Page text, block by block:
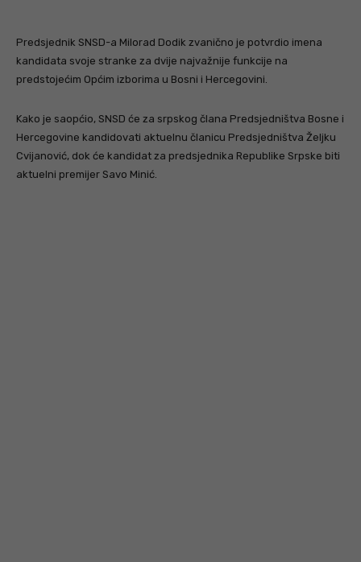
Predsjednik SNSD-a Milorad Dodik zvanično je potvrdio imena
kandidata svoje stranke za dvije najvažnije funkcije na
predstojećim Općim izborima u Bosni i Hercegovini.
Kako je saopćio, SNSD će za srpskog člana Predsjedništva Bosne i
Hercegovine kandidovati aktuelnu članicu Predsjedništva Željku
Cvijanović, dok će kandidat za predsjednika Republike Srpske biti
aktuelni premijer Savo Minić.